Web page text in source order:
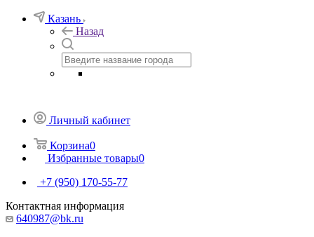
Казань
Назад
Личный кабинет
Корзина0
Избранные товары0
+7 (950) 170-55-77
Контактная информация
640987@bk.ru